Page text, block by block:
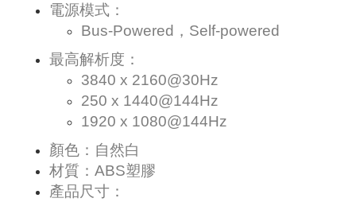
電源模式：
Bus-Powered，Self-powered
最高解析度：
3840 x 2160@30Hz
250 x 1440@144Hz
1920 x 1080@144Hz
顏色：自然白
材質：ABS塑膠
產品尺寸：